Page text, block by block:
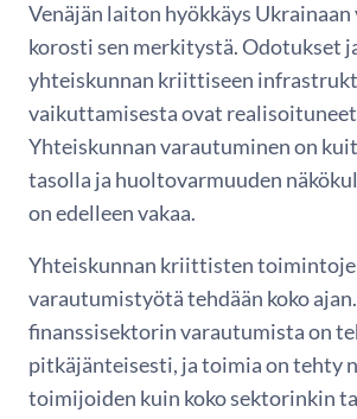
Venäjän laiton hyökkäys Ukrainaan
korosti sen merkitystä. Odotukset
yhteiskunnan kriittiseen
vaikuttamisesta ovat
Yhteiskunnan varautuminen on
tasolla ja huoltovarmuuden
on edelleen vakaa.
Yhteiskunnan kriittisten
varautumistyötä tehdään koko
finanssisektorin varautumista on
pitkäjänteisesti, ja toimia on tehty
toimijoiden kuin koko sektorinkin